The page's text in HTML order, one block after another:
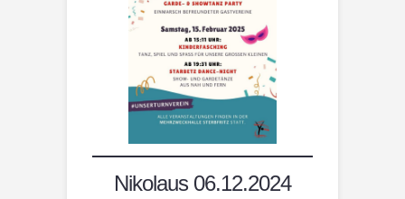
Nikolaus 06.12.2024